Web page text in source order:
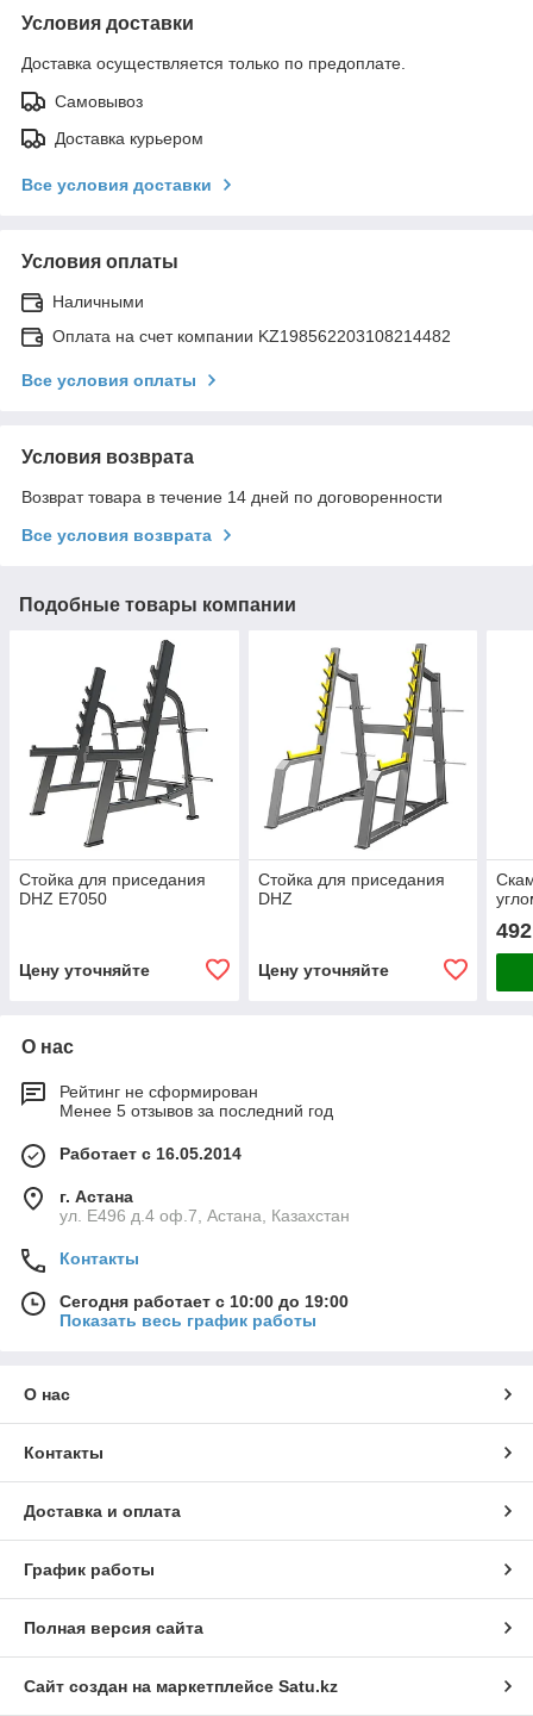
Условия доставки
Доставка осуществляется только по предоплате.
Самовывоз
Доставка курьером
Все условия доставки
Условия оплаты
Наличными
Оплата на счет компании KZ198562203108214482
Все условия оплаты
Условия возврата
Возврат товара в течение 14 дней по договоренности
Все условия возврата
Подобные товары компании
Стойка для приседания
DHZ E7050
Цену уточняйте
Стойка для приседания
DHZ
Цену уточняйте
О нас
Рейтинг не сформирован
Менее 5 отзывов за последний год
Работает с 16.05.2014
г. Астана
ул. Е496 д.4 оф.7, Астана, Казахстан
Контакты
Сегодня работает с 10:00 до 19:00
Показать весь график работы
О нас
Контакты
Доставка и оплата
График работы
Полная версия сайта
Сайт создан на маркетплейсе Satu.kz